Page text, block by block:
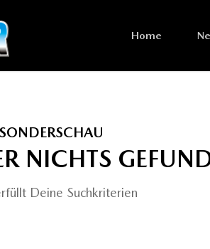
Home
SONDERSCHAU
NICHTS
Deine Suchkriterien